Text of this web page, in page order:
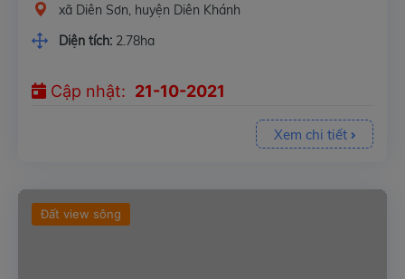
xã Diên Sơn, huyện Diên Khánh
Diện tích: 2.78ha
Cập nhật: 21-10-2021
Xem chi tiết
Đất view sông